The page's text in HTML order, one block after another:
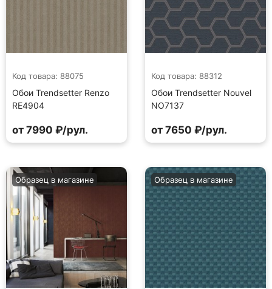
Код товара: 88075
Обои Trendsetter Renzo
RE4904
от 7990 ₽/рул.
Код товара: 88312
Обои Trendsetter Nouvel
NO7137
от 7650 ₽/рул.
Образец в магазине Образец в магазине